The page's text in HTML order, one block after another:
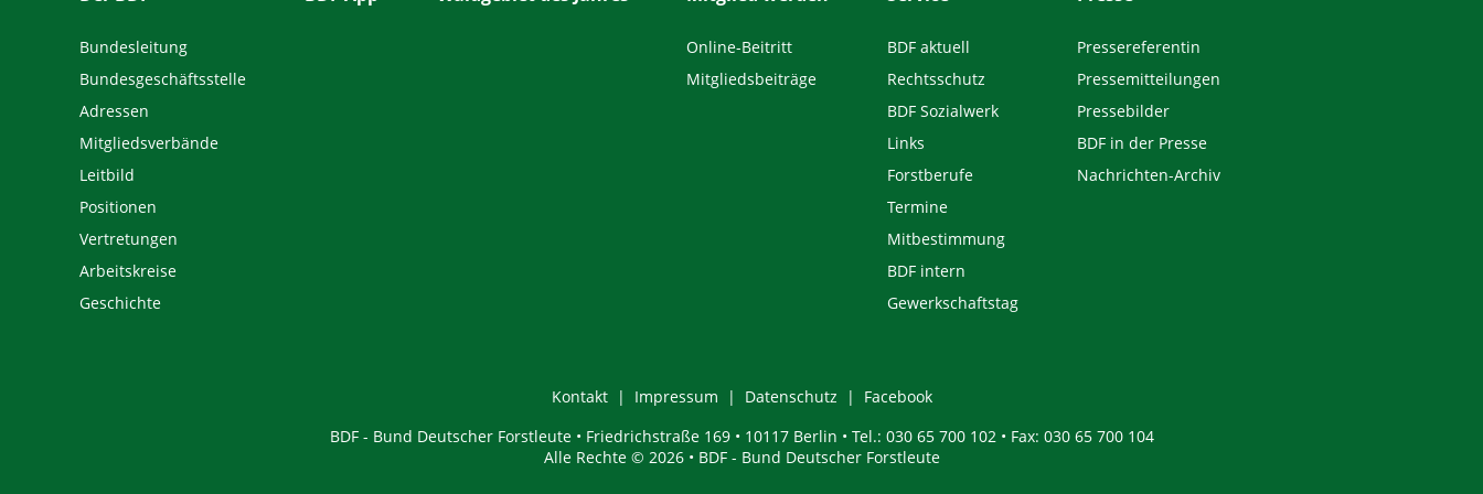
Bundesleitung
Bundesgeschäftsstelle
Adressen
Mitgliedsverbände
Leitbild
Positionen
Vertretungen
Arbeitskreise
Geschichte
Online-Beitritt
Mitgliedsbeiträge
BDF aktuell
Rechtsschutz
BDF Sozialwerk
Links
Forstberufe
Termine
Mitbestimmung
BDF intern
Gewerkschaftstag
Pressereferentin
Pressemitteilungen
Pressebilder
BDF in der Presse
Nachrichten-Archiv
Kontakt Impressum Datenschutz
Facebook
BDF - Bund Deutscher Forstleute • Friedrichstraße 169 • 10117 Berlin • Tel.: 030 65 700 102 • Fax: 030 65 700 104
Alle Rechte © 2026 • BDF - Bund Deutscher Forstleute